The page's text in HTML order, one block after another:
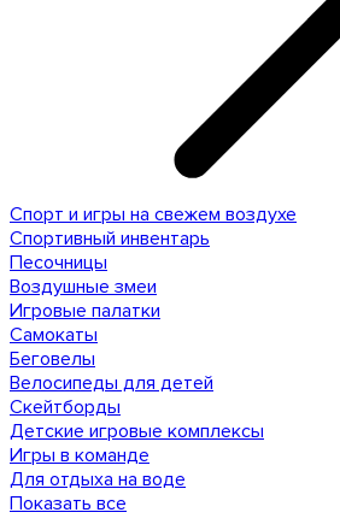
Спорт и игры на свежем воздухе
Спортивный инвентарь
Песочницы
Воздушные змеи
Игровые палатки
Самокаты
Беговелы
Велосипеды для детей
Скейтборды
Детские игровые комплексы
Игры в команде
Для отдыха на воде
Показать все